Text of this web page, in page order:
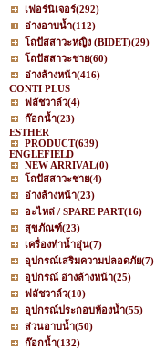
เฟอร์นิเจอร์(292)
อ่างอาบน้ำ(112)
โถปัสสาวะหญิง (BIDET)(29)
โถปัสสาวะชาย(60)
อ่างล้างหน้า(416)
CONTI PLUS
ฟลัชวาล์ว(4)
ก๊อกน้ำ(23)
ESTHER
PRODUCT(639)
ENGLEFIELD
NEW ARRIVAL(0)
โถปัสสาวะชาย(4)
อ่างล้างหน้า(23)
อะไหล่ / SPARE PART(16)
สุขภัณฑ์(23)
เครื่องทำน้ำอุ่น(7)
อุปกรณ์เสริมความปลอดภัย(7)
อุปกรณ์ อ่างล้างหน้า(25)
ฟลัชวาล์ว(10)
อุปกรณ์ประกอบห้องน้ำ(55)
ส่วนอาบน้ำ(50)
ก๊อกน้ำ(132)